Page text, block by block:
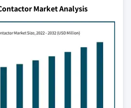
Market Analysis